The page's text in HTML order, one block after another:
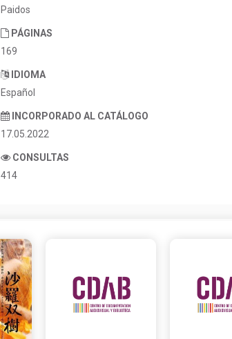
Paidos
PÁGINAS
169
IDIOMA
Español
INCORPORADO AL CATÁLOGO
17.05.2022
CONSULTAS
414